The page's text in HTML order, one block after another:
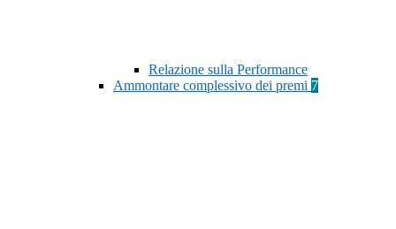
Relazione sulla Performance
Ammontare complessivo dei premi 7